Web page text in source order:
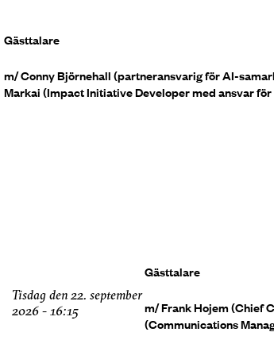
Gästtalare
m/ Conny Björnehall (partneransvarig för AI-
Markai (Impact Initiative Developer med ansvar
tisdag den 22. september
2026 - 16:15
Gästtalare
m/ Frank Hojem (Chief
(Communications